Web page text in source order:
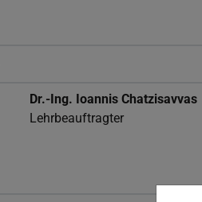
Dr.-Ing. Ioannis Chatzisavvas
Lehrbeauftragter